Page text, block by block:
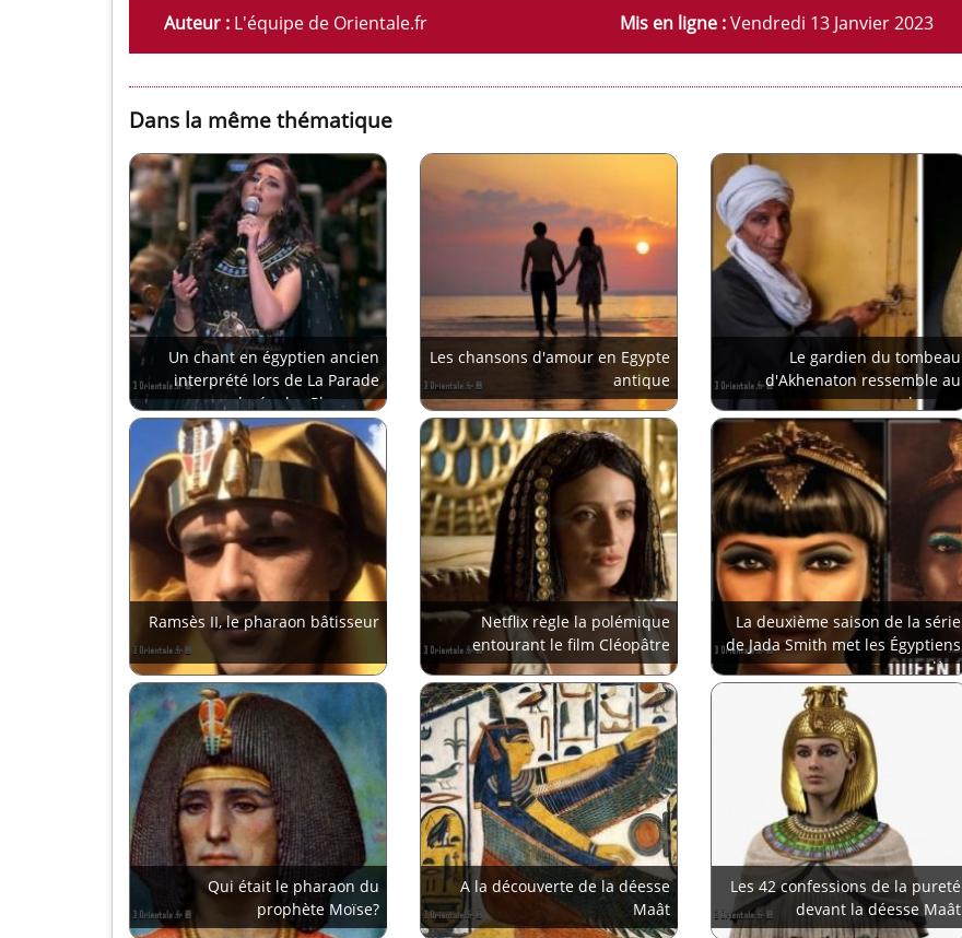
Auteur : L'équipe de Orientale.fr Mis en ligne :Vendredi 13 Janvier 2023
Dans la même thématique
Un chant en égyptien ancien
interprété lors de La Parade
dorée des Pharaons
Les chansons d'amour en Egypte
antique
Le gardien du tombeau
d'Akhenaton ressemble au
pharaon
Ramsès II, le pharaon bâtisseur
Netflix règle la polémique
entourant le film Cléopâtre
La deuxième saison de la série
de Jada Smith met les Égyptiens
en colère
Qui était le pharaon du
prophète Moïse?
A la découverte de la déesse
Maât
Les 42 confessions de la pureté
devant la déesse Maât